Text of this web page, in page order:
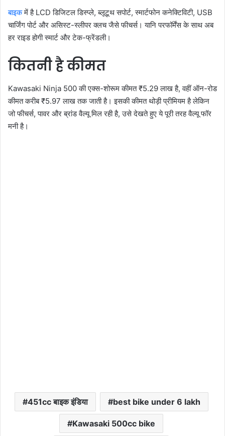
बाइकमें है LCD डिजिटल डिस्प्ले, ब्लूटूथ सपोर्ट, स्मार्टफोन कनेक्टिविटी, USB
चार्जिंग पोर्ट और असिस्ट-स्लीपर क्लच जैसे फीचर्स। यानि परफॉर्मेंस के साथ अब
हर राइड होगी स्मार्ट और टेक-फ्रेंडली।
कितनी है कीमत
Kawasaki Ninja 500 की एक्स-शोरूम कीमत ₹5.29 लाख है, वहीं ऑन-रोड
कीमत करीब ₹5.97 लाख तक जाती है। इसकी कीमत थोड़ी प्रीमियम है लेकिन
जो फीचर्स, पावर और ब्रांड वैल्यू मिल रही है, उसे देखते हुए ये पूरी तरह वैल्यू फॉर
मनी है।
451cc बाइक इंडिया best bike under 6 lakh
Kawasaki 500cc bike